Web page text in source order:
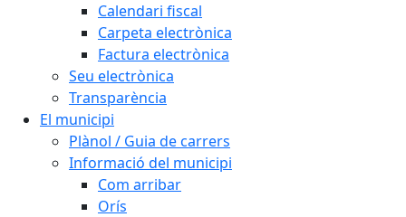
Calendari fiscal
Carpeta electrònica
Factura electrònica
Seu electrònica
Transparència
El municipi
Plànol / Guia de carrers
Informació del municipi
Com arribar
Orís